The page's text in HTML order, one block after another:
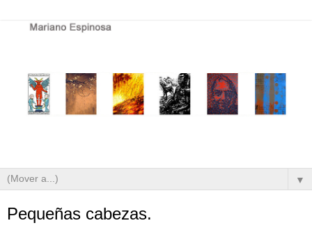
▼
Pequeñas cabezas.